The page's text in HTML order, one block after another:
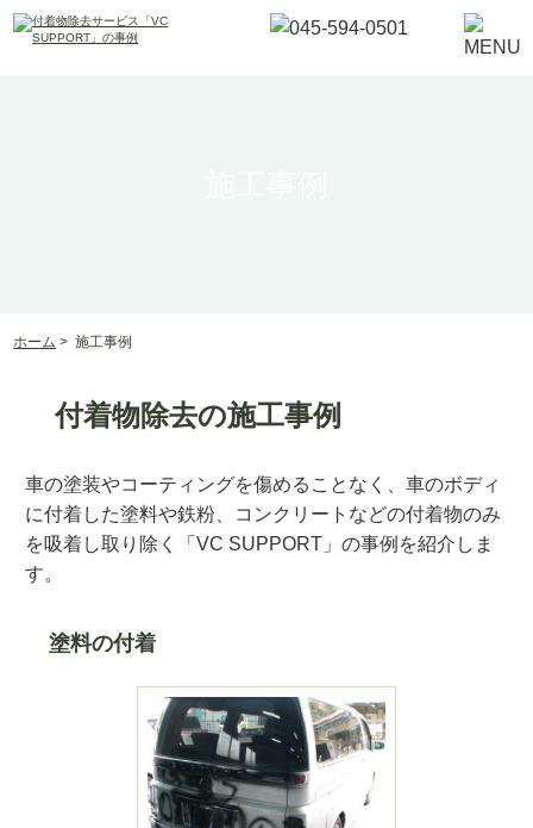
ホーム > 施工事例
付着物除去の施工事例
車の塗装やコーティングを傷めることなく、車のボディ
に付着した塗料や鉄粉、コンクリートなどの付着物のみ
を吸着し取り除く「VC SUPPORT」の事例を紹介しま
す。
塗料の付着